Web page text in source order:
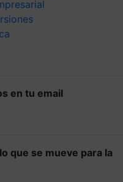
en tu email
que se mueve para la